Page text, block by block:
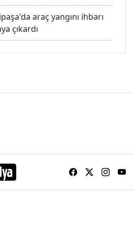
araç yangını ihbarı
çıkardı